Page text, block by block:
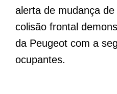
alerta de mudança
colisão frontal
da Peugeot com a
ocupantes.